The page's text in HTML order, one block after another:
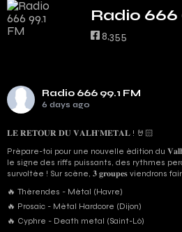
Radio 666
8,355
Radio 666 99.1 FM
6 days ago
𝐋𝐄 𝐑𝐄𝐓𝐎𝐔𝐑 𝐃𝐔 𝐕𝐀𝐋𝐇’𝐌𝐄𝐓𝐀𝐋 ! 🤘🏻
Prépare-toi pour une nouvelle édition du
le signe des riffs puissants, des rythmes
survoltée ! Sur scène, 𝟑 𝐠𝐫𝐨𝐮𝐩𝐞𝐬 viendrons
🔥 Thérendes - Métal (Havre)
🔥 Prosaic - Métal Hardcore (Dijon)
🔥 Cyphre - Death metal (Saint-Lô)